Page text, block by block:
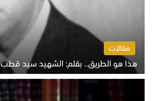
مقالات
هذا هو الطريق.. بقلم: الشهيد سيد قطب
الخميس 6 أغسطس 2026 10:52 ص